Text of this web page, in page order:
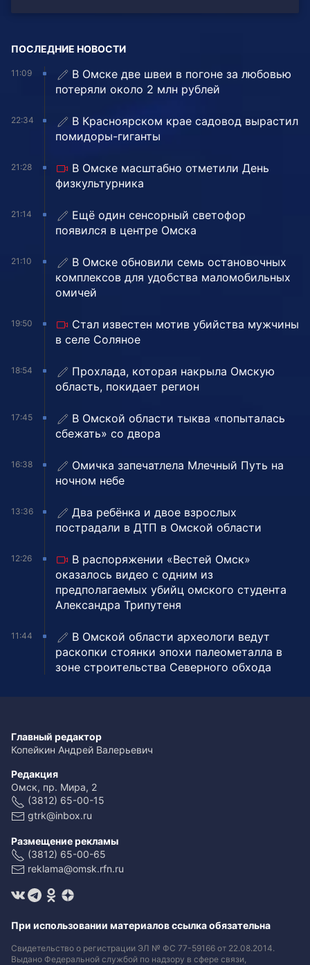
ПОСЛЕДНИЕ НОВОСТИ
11:09
В Омске две швеи в погоне за любовью
потеряли около 2 млн рублей
22:34
В Красноярском крае садовод вырастил
помидоры-гиганты
21:28
В Омске масштабно отметили День
физкультурника
21:14
Ещё один сенсорный светофор
появился в центре Омска
21:10
В Омске обновили семь остановочных
комплексов для удобства маломобильных
омичей
19:50
Стал известен мотив убийства мужчины
в селе Соляное
18:54
Прохлада, которая накрыла Омскую
область, покидает регион
17:45
В Омской области тыква «попыталась
сбежать» со двора
16:38
Омичка запечатлела Млечный Путь на
ночном небе
13:36
Два ребёнка и двое взрослых
пострадали в ДТП в Омской области
12:26
В распоряжении «Вестей Омск»
оказалось видео с одним из
предполагаемых убийц омского студента
Александра Трипутеня
11:44
В Омской области археологи ведут
раскопки стоянки эпохи палеометалла в
зоне строительства Северного обхода
Главный редактор
Копейкин Андрей Валерьевич
Редакция
Омск, пр. Мира, 2
(3812) 65-00-15
gtrk@inbox.ru
Размещение рекламы
(3812) 65-00-65
reklama@omsk.rfn.ru
При использовании материалов ссылка обязательна
Свидетельство о регистрации ЭЛ № ФС 77-59166 от 22.08.2014.
Выдано Федеральной службой по надзору в сфере связи,